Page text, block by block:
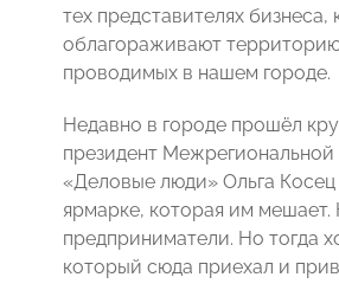
тех представителях
облагораживают
проводимых в нашем городе.
Недавно в городе прошёл
президент
«Деловые люди» Ольга
ярмарке, которая им
предприниматели. Но тогда
который сюда приехал и